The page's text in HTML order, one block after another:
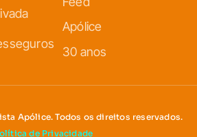
Apólice
30 anos
Apólice. Todos os direitos reservados.
de Privacidade